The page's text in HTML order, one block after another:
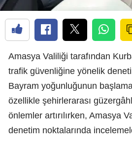
Amasya Valiliği tarafından
trafik güvenliğine yönelik
Bayram yoğunluğunun
özellikle şehirlerarası
önlemler artırılırken, Amasya
denetim noktalarında